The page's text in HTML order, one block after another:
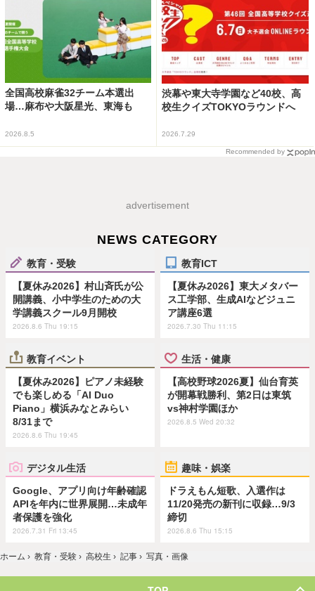
全国高校麻雀32チーム本選出
場…麻布や大阪星光、東海も
2026.8.5
渋幕や東大寺学園など40校、高
校生クイズTOKYOラウンドへ
2026.7.29
Recommended by
advertisement
NEWS CATEGORY
教育・受験
【夏休み2026】村山斉氏が公
開講義、小中学生のための大
学講義スクール9月開校
2026.8.6 Thu 19:15
教育ICT
【夏休み2026】東大メタバー
ス工学部、生成AIなどジュニ
ア講座6選
2026.7.30 Thu 11:15
教育イベント
【夏休み2026】ピアノ未経験
でも楽しめる「AI Duo
Piano」横浜みなとみらい
8/31まで
2026.8.6 Thu 19:45
生活・健康
【高校野球2026夏】仙台育英
が開幕戦勝利、第2日は東筑
vs神村学園ほか
2026.8.5 Wed 20:32
デジタル生活
Google、アプリ向け年齢確認
APIを年内に世界展開…未成年
者保護を強化
2026.7.31 Fri 13:45
趣味・娯楽
ドラえもん短歌、入選作は
11/20発売の新刊に収録…9/3
締切
2026.8.6 Thu 15:15
ホーム › 教育・受験 › 高校生 › 記事 › 写真・画像